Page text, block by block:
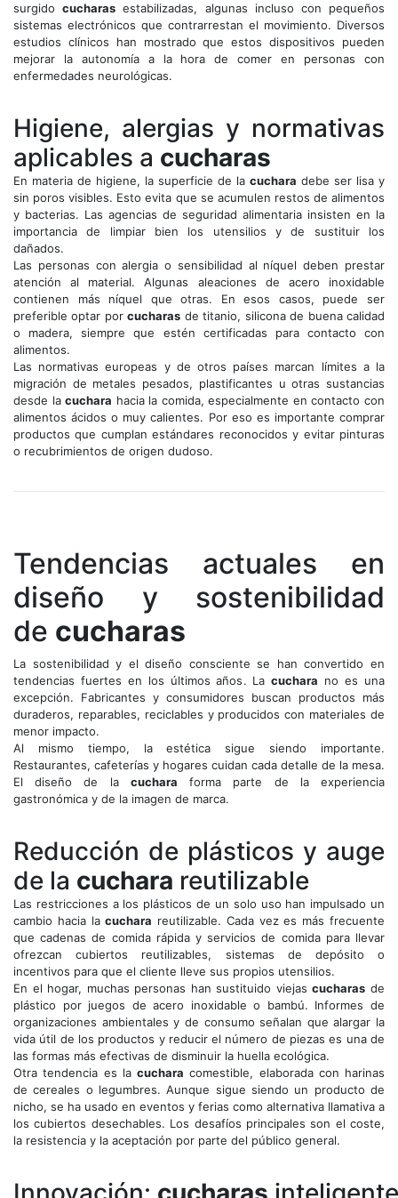
surgidocucharas estabilizadas, algunas incluso con pequeños
sistemas electrónicos que contrarrestan el movimiento. Diversos
estudios clínicos han mostrado que estos dispositivos pueden
mejorar la autonomía a la hora de comer en personas con
enfermedades neurológicas.
Higiene, alergias y normativas
aplicables a cucharas
En materia de higiene, la superficie de la cuchara debe ser lisa y
sin poros visibles. Esto evita que se acumulen restos de alimentos
y bacterias. Las agencias de seguridad alimentaria insisten en la
importancia de limpiar bien los utensilios y de sustituir los
dañados.
Las personas con alergia o sensibilidad al níquel deben prestar
atención al material. Algunas aleaciones de acero inoxidable
contienen más níquel que otras. En esos casos, puede ser
preferible optar porcucharas de titanio, silicona de buena calidad
o madera, siempre que estén certificadas para contacto con
alimentos.
Las normativas europeas y de otros países marcan límites a la
migración de metales pesados, plastificantes u otras sustancias
desde lacuchara hacia la comida, especialmente en contacto con
alimentos ácidos o muy calientes. Por eso es importante comprar
productos que cumplan estándares reconocidos y evitar pinturas
o recubrimientos de origen dudoso.
Tendencias actuales en
diseño y sostenibilidad
de cucharas
La sostenibilidad y el diseño consciente se han convertido en
tendencias fuertes en los últimos años. Lacuchara no es una
excepción. Fabricantes y consumidores buscan productos más
duraderos, reparables, reciclables y producidos con materiales de
menor impacto.
Al mismo tiempo, la estética sigue siendo importante.
Restaurantes, cafeterías y hogares cuidan cada detalle de la mesa.
El diseño de la cuchara forma parte de la experiencia
gastronómica y de la imagen de marca.
Reducción de plásticos y auge
de la cuchara reutilizable
Las restricciones a los plásticos de un solo uso han impulsado un
cambio hacia lacuchara reutilizable. Cada vez es más frecuente
que cadenas de comida rápida y servicios de comida para llevar
ofrezcan cubiertos reutilizables, sistemas de depósito o
incentivos para que el cliente lleve sus propios utensilios.
En el hogar, muchas personas han sustituido viejascucharas de
plástico por juegos de acero inoxidable o bambú. Informes de
organizaciones ambientales y de consumo señalan que alargar la
vida útil de los productos y reducir el número de piezas es una de
las formas más efectivas de disminuir la huella ecológica.
Otra tendencia es la cuchara comestible, elaborada con harinas
de cereales o legumbres. Aunque sigue siendo un producto de
nicho, se ha usado en eventos y ferias como alternativa llamativa a
los cubiertos desechables. Los desafíos principales son el coste,
la resistencia y la aceptación por parte del público general.